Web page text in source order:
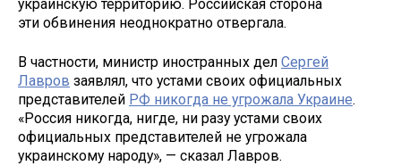
украинскую территорию. Российская сторона
эти обвинения неоднократно отвергала.
В частности, министр иностранных дел Сергей
Лавров заявлял, что устами своих официальных
представителей РФ никогда не угрожала Украине.
«Россия никогда, нигде, ни разу устами своих
официальных представителей не угрожала
украинскому народу», — сказал Лавров.